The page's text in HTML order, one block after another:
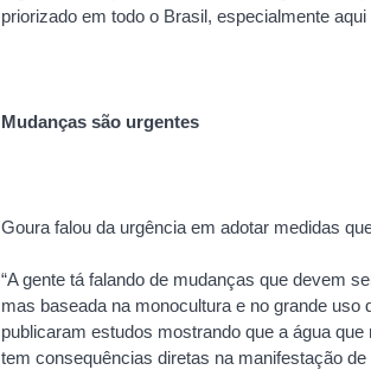
priorizado em todo o Brasil, especialmente aqui
Mudanças são urgentes
Goura falou da urgência em adotar medidas
“A gente tá falando de mudanças que devem
mas baseada na monocultura e no grande
publicaram estudos mostrando que a água
tem consequências diretas na manifestação